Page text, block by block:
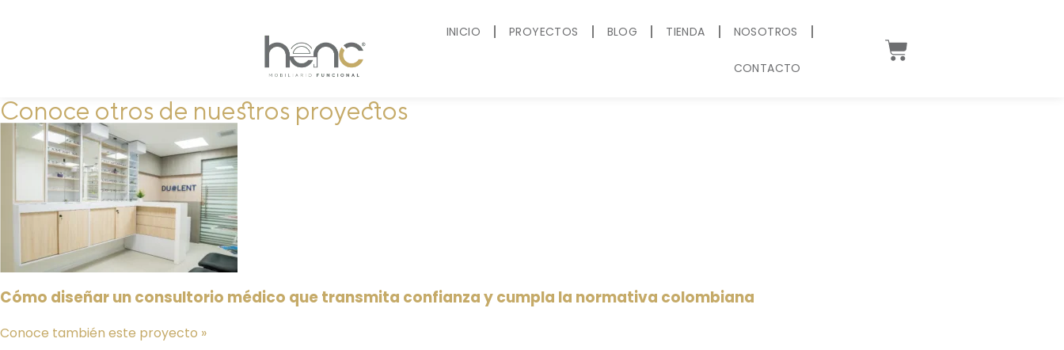
INICIO PROYECTOS BLOG TIENDA NOSOTROS
CONTACTO
Conoce otros de nuestros proyectos
Cómo diseñar un consultorio médico que transmita confianza y cumpla la normativa colombiana
Conoce también este proyecto »